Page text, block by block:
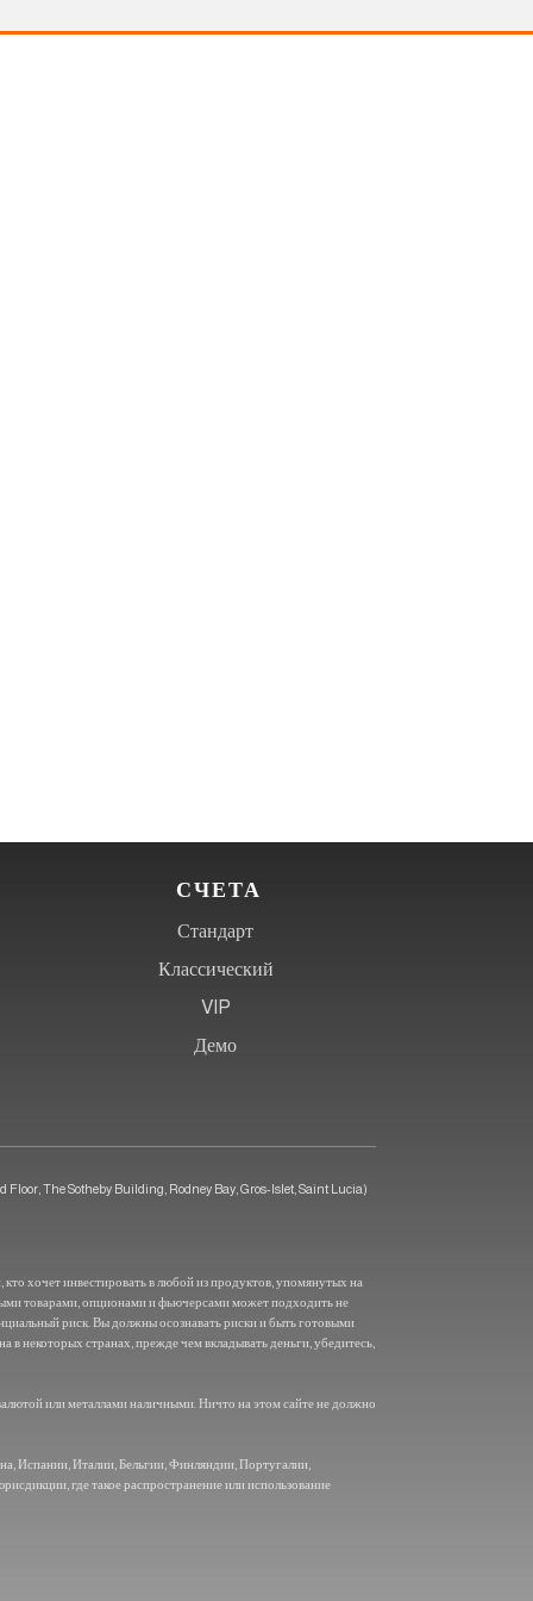
СЧЕТА
Стандарт
Классический
VIP
Демо
Floor, The Sotheby Building, Rodney Bay, Gros-Islet, Saint Lucia)
хочет инвестировать в любой из продуктов, упомянутых на
товарами, опционами и фьючерсами может подходить не
риск. Вы должны осознавать риски и быть готовыми
в некоторых странах, прежде чем вкладывать деньги, убедитесь,
или металлами наличными. Ничто на этом сайте не должно
Испании, Италии, Бельгии, Финляндии, Португалии,
где такое распространение или использование